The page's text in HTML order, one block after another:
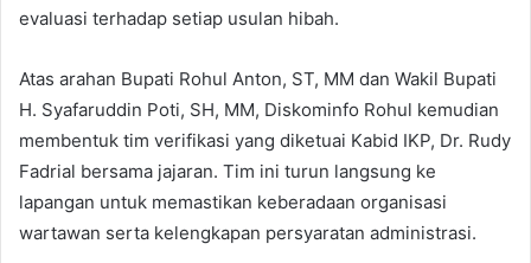
evaluasi terhadap setiap usulan hibah.
Atas arahan Bupati Rohul Anton, ST, MM dan Wakil Bupati
H. Syafaruddin Poti, SH, MM, Diskominfo Rohul kemudian
membentuk tim verifikasi yang diketuai Kabid IKP, Dr. Rudy
Fadrial bersama jajaran. Tim ini turun langsung ke
lapangan untuk memastikan keberadaan organisasi
wartawan serta kelengkapan persyaratan administrasi.